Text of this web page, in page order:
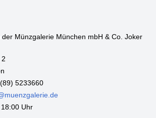
Münzgalerie München mbH & Co. Joker
5233660
Uhr